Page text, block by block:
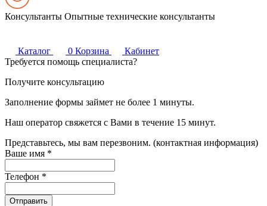
Консультанты Опытные технические консультанты
Каталог 0 Корзина
Кабинет
Требуется помощь специалиста?
Получите консультацию
Заполнение формы займет не более 1 минуты.
Наш оператор свяжется с Вами в течение 15 минут.
Представьтесь, мы вам перезвоним. (контактная информация)
Ваше имя *
Телефон *